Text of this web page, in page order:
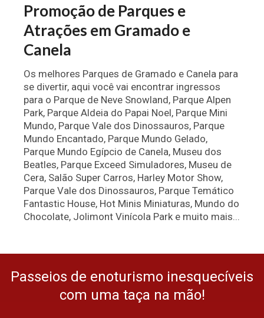
Promoção de Parques e
Atrações em Gramado e
Canela
Os melhores Parques de Gramado e Canela para
se divertir, aqui você vai encontrar ingressos
para o Parque de Neve Snowland, Parque Alpen
Park, Parque Aldeia do Papai Noel, Parque Mini
Mundo, Parque Vale dos Dinossauros, Parque
Mundo Encantado, Parque Mundo Gelado,
Parque Mundo Egípcio de Canela, Museu dos
Beatles, Parque Exceed Simuladores, Museu de
Cera, Salão Super Carros, Harley Motor Show,
Parque Vale dos Dinossauros, Parque Temático
Fantastic House, Hot Minis Miniaturas, Mundo do
Chocolate, Jolimont Vinícola Park e muito mais...
Passeios de enoturismo inesquecíveis
com uma taça na mão!